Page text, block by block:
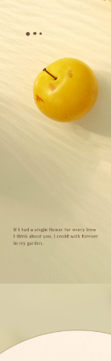
每筆NT$100，滿
每筆NT$100，滿
付款後門市自取